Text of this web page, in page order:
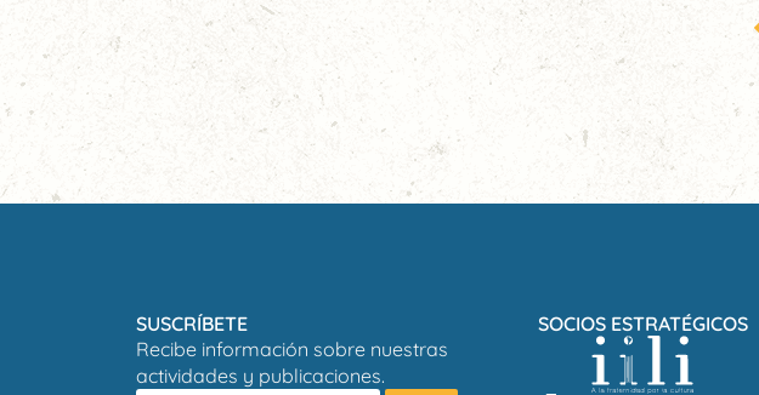
SUSCRÍBETE
Recibe información sobre nuestras
actividades y publicaciones.
SOCIOS ESTRATÉGICOS